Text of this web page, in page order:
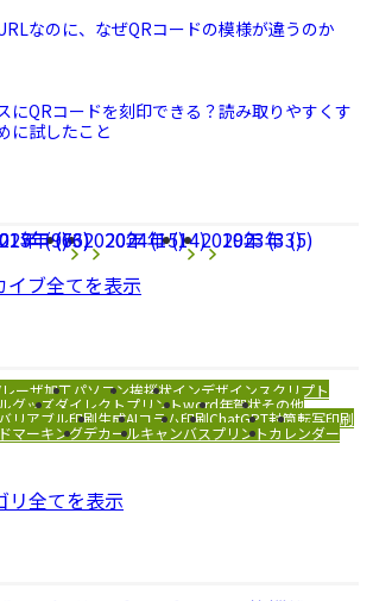
なのに、なぜQRコードの模様が違うのか
にQRコードを刻印できる？読み取りやすくす
に試したこと
年 (63) 2024年 (14) 2023年 (5)
年 (9) 2020年 (15) 2019年 (33)
年 (76)
イブ全てを表示
ーザ加工パソコン挨拶状インデザインスクリプト
グッズダイレクトプリントword年賀状その他
バリアブル印刷生成AIコラム印刷ChatGPT封筒転写印刷
マーキングデカールキャンバスプリントカレンダー
リ全てを表示